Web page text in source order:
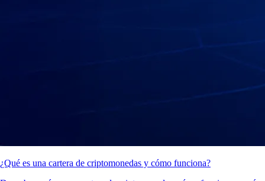
¿Qué es una cartera de criptomonedas y cómo funciona?